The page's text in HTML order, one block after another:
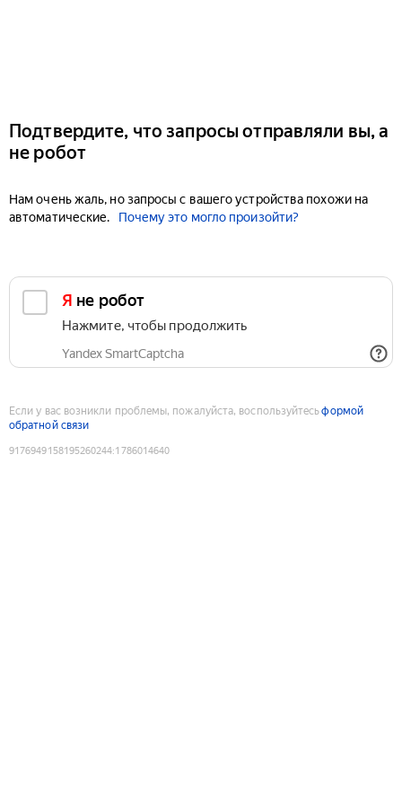
Подтвердите, что запросы отправляли вы, а
не робот
Нам очень жаль, но запросы с вашего устройства похожи на
автоматические.
Почему это могло произойти?
Я не робот
Нажмите, чтобы продолжить
Yandex SmartCaptcha
Если у вас возникли проблемы, пожалуйста, воспользуйтесьформой
обратной связи
9176949158195260244:1786014640